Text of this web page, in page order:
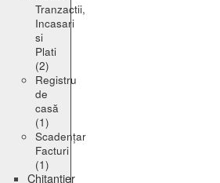
Tranzactii,
Incasari
si
Plati
(2)
Registru
de
casă
(1)
Scadențar
Facturi
(1)
Chitanțier